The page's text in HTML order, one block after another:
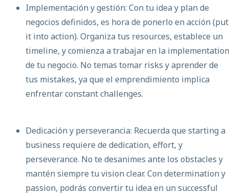
Implementación y gestión: Con tu idea y plan de
negocios definidos, es hora de ponerlo en acción (put
it into action). Organiza tus resources, establece un
timeline, y comienza a trabajar en la implementation
de tu negocio. No temas tomar risks y aprender de
tus mistakes, ya que el emprendimiento implica
enfrentar constant challenges.
Dedicación y perseverancia: Recuerda que starting a
business requiere de dedication, effort, y
perseverance. No te desanimes ante los obstacles y
mantén siempre tu vision clear. Con determination y
passion, podrás convertir tu idea en un successful